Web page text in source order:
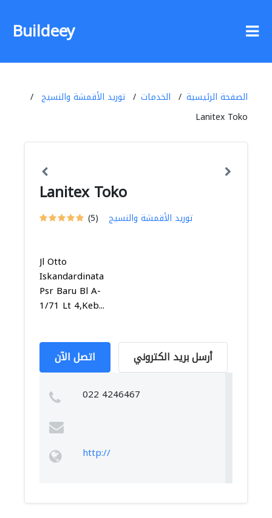
Buildeey
الصفحة الرئيسية الخدمات
توريد الأقمشة والنسيج
Lanitex Toko
Lanitex Toko
(5) توريد الأقمشة والنسيج
Jl Otto
Iskandardinata
Psr Baru Bl A-
1/71 Lt 4,Keb...
اتصل الآن أرسل بريد الكتروني
022 4246467
http://